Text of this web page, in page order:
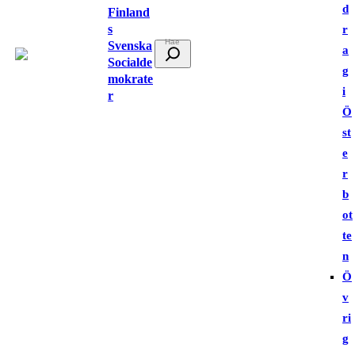
Finland
s
Svenska
Socialde
mokrate
r
ö
d
r
a
g
i
Ö
st
e
r
b
ot
te
n
Ö
v
ri
g